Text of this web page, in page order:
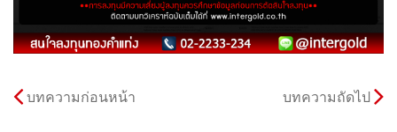
บทความก่อนหน้า บทความถัดไป